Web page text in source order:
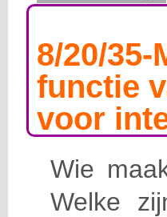
8/20/
functie
voor
Wie
Welke